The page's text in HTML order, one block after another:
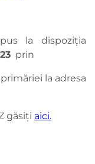
la dispoziţia
prin
la adresa
găsiți aici.